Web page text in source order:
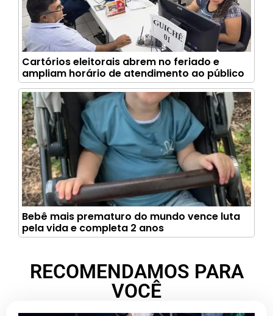
Cartórios eleitorais abrem no feriado e
ampliam horário de atendimento ao público
Bebê mais prematuro do mundo vence luta
pela vida e completa 2 anos
RECOMENDAMOS PARA
VOCÊ